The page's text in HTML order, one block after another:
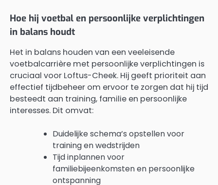
Hoe hij voetbal en persoonlijke verplichtingen
in balans houdt
Het in balans houden van een veeleisende
voetbalcarrière met persoonlijke verplichtingen is
cruciaal voor Loftus-Cheek. Hij geeft prioriteit aan
effectief tijdbeheer om ervoor te zorgen dat hij tijd
besteedt aan training, familie en persoonlijke
interesses. Dit omvat:
Duidelijke schema’s opstellen voor
training en wedstrijden
Tijd inplannen voor
familiebijeenkomsten en persoonlijke
ontspanning